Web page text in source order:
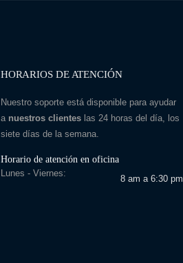
HORARIOS DE ATENCIÓN
Nuestro soporte está disponible para ayudar
a nuestros clienteslas 24 horas del día, los
siete días de la semana.
Horario de atención en oficina
Lunes - Viernes:
8 am a 6:30 pm